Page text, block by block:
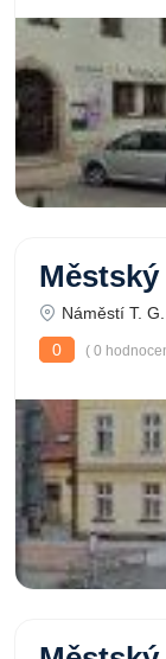
Náměstí T.
0
( 0